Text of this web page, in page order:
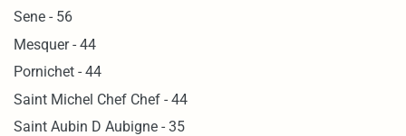
Sene - 56
Mesquer - 44
Pornichet - 44
Saint Michel Chef Chef - 44
Saint Aubin D Aubigne - 35